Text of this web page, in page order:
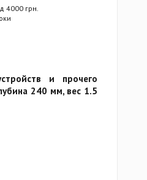
4000 грн.
и прочего
240 мм, вес 1.5